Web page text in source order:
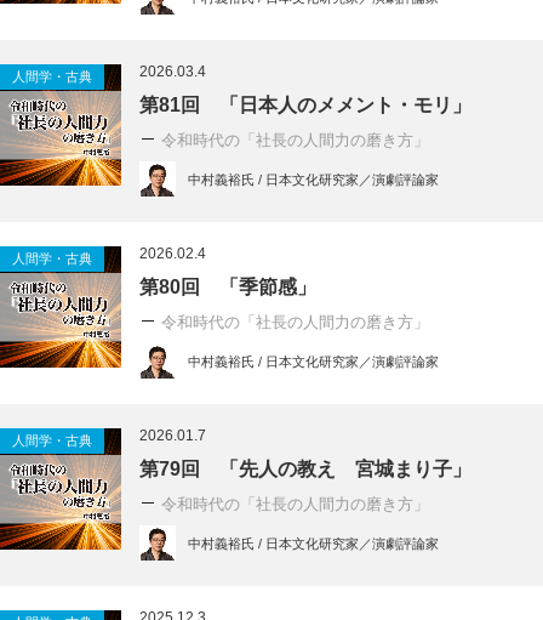
人間学・古典 2026.03.4
第81回 「日本人のメメント・モリ」
令和時代の「社長の人間力の磨き方」
中村義裕氏 / 日本文化研究家／演劇評論家
人間学・古典 2026.02.4
第80回 「季節感」
令和時代の「社長の人間力の磨き方」
中村義裕氏 / 日本文化研究家／演劇評論家
人間学・古典 2026.01.7
第79回 「先人の教え 宮城まり子」
令和時代の「社長の人間力の磨き方」
中村義裕氏 / 日本文化研究家／演劇評論家